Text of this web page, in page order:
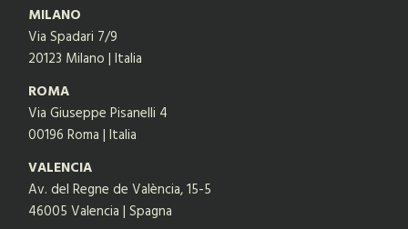
MILANO
Via Spadari 7/9
20123 Milano | Italia
ROMA
Via Giuseppe Pisanelli 4
00196 Roma | Italia
VALENCIA
Av. del Regne de València, 15-5
46005 Valencia | Spagna